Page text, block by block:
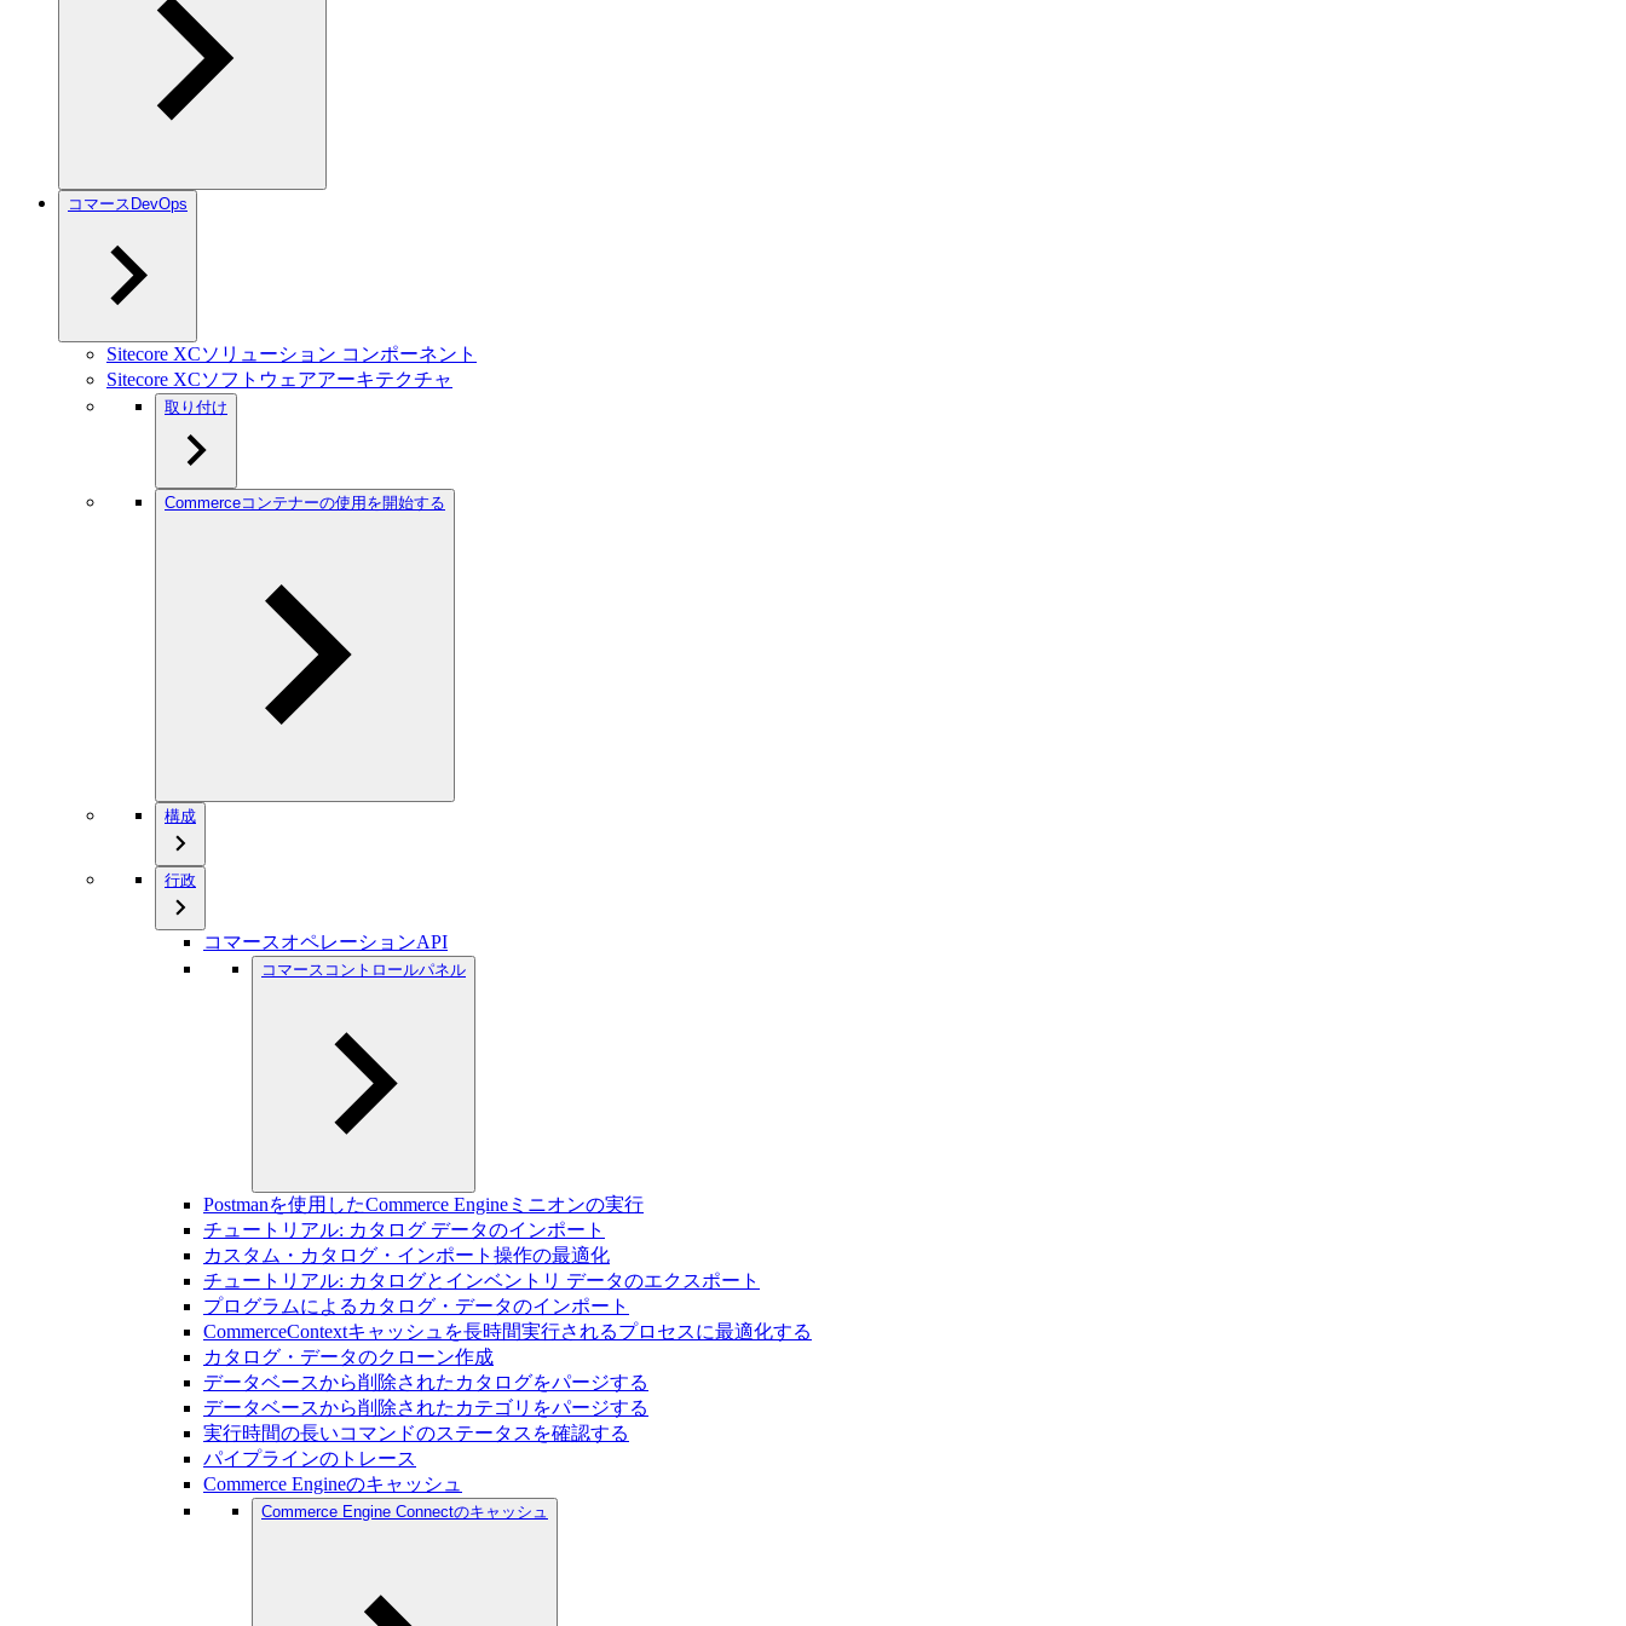
コマースDevOps
Sitecore XCソリューション コンポーネント
Sitecore XCソフトウェアアーキテクチャ
取り付け
Commerceコンテナーの使用を開始する
構成
行政
コマースオペレーションAPI
コマースコントロールパネル
Postmanを使用したCommerce Engineミニオンの実行
チュートリアル: カタログ データのインポート
カスタム・カタログ・インポート操作の最適化
チュートリアル: カタログとインベントリ データのエクスポート
プログラムによるカタログ・データのインポート
CommerceContextキャッシュを長時間実行されるプロセスに最適化する
カタログ・データのクローン作成
データベースから削除されたカタログをパージする
データベースから削除されたカテゴリをパージする
実行時間の長いコマンドのステータスを確認する
パイプラインのトレース
Commerce Engineのキャッシュ
Commerce Engine Connectのキャッシュ